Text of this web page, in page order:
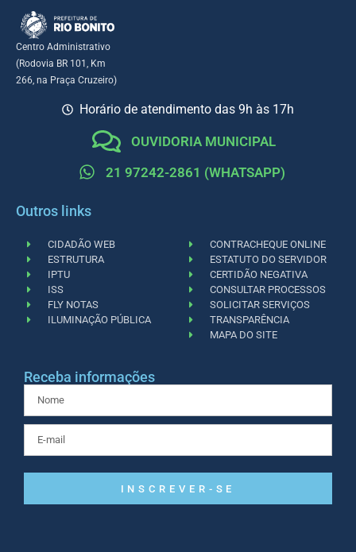
Centro Administrativo
(Rodovia BR 101, Km
266, na Praça Cruzeiro)
Horário de atendimento das 9h às 17h
OUVIDORIA MUNICIPAL
21 97242-2861 (WHATSAPP)
Outros links
CIDADÃO WEB
ESTRUTURA
IPTU
ISS
FLY NOTAS
ILUMINAÇÃO PÚBLICA
CONTRACHEQUE ONLINE
ESTATUTO DO SERVIDOR
CERTIDÃO NEGATIVA
CONSULTAR PROCESSOS
SOLICITAR SERVIÇOS
TRANSPARÊNCIA
MAPA DO SITE
Receba informações
INSCREVER-SE